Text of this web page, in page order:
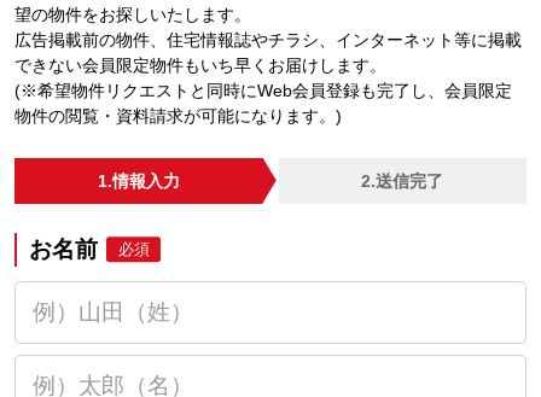
望の物件をお探しいたします。
広告掲載前の物件、住宅情報誌やチラシ、インターネット等に掲載
できない会員限定物件もいち早くお届けします。
(※希望物件リクエストと同時にWeb会員登録も完了し、会員限定
物件の閲覧・資料請求が可能になります。)
1.情報入力 2.送信完了
お名前 必須